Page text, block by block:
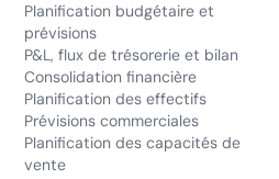
Planification budgétaire et
prévisions
P&L, flux de trésorerie et bilan
Consolidation financière
Planification des effectifs
Prévisions commerciales
Planification des capacités de
vente